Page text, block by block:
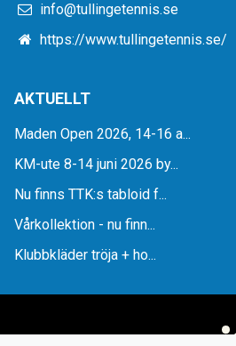
info@tullingetennis.se
https://www.tullingetennis.se/
AKTUELLT
Maden Open 2026, 14-16 a...
KM-ute 8-14 juni 2026 by...
Nu finns TTK:s tabloid f...
Vårkollektion - nu finn...
Klubbkläder tröja + ho...